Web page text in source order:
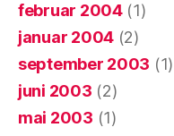
februar 2004(1)
januar 2004 (2)
september 2003 (1)
juni 2003 (2)
mai 2003 (1)